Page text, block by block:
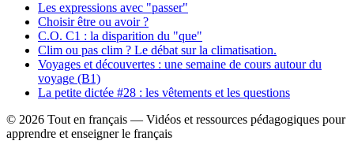
Les expressions avec "passer"
Choisir être ou avoir ?
C.O. C1 : la disparition du "que"
Clim ou pas clim ? Le débat sur la climatisation.
Voyages et découvertes : une semaine de cours autour du
voyage (B1)
La petite dictée #28 : les vêtements et les questions
© 2026 Tout en français — Vidéos et ressources pédagogiques pour
apprendre et enseigner le français